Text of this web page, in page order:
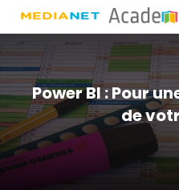
Power BI : Pour
de